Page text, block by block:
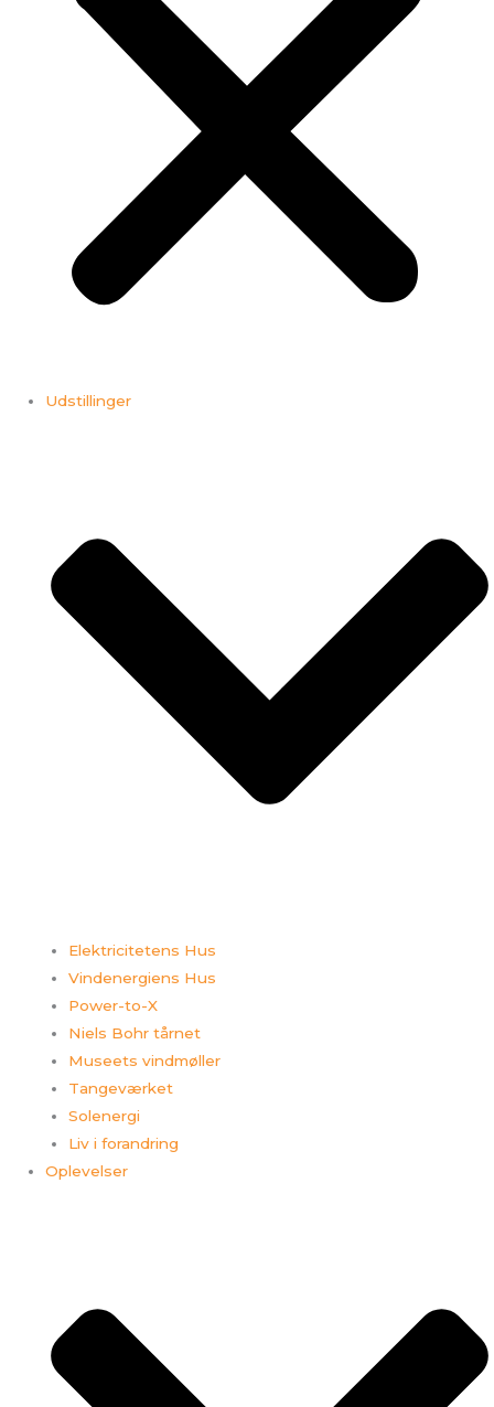
Udstillinger
Elektricitetens Hus
Vindenergiens Hus
Power-to-X
Niels Bohr tårnet
Museets vindmøller
Tangeværket
Solenergi
Liv i forandring
Oplevelser